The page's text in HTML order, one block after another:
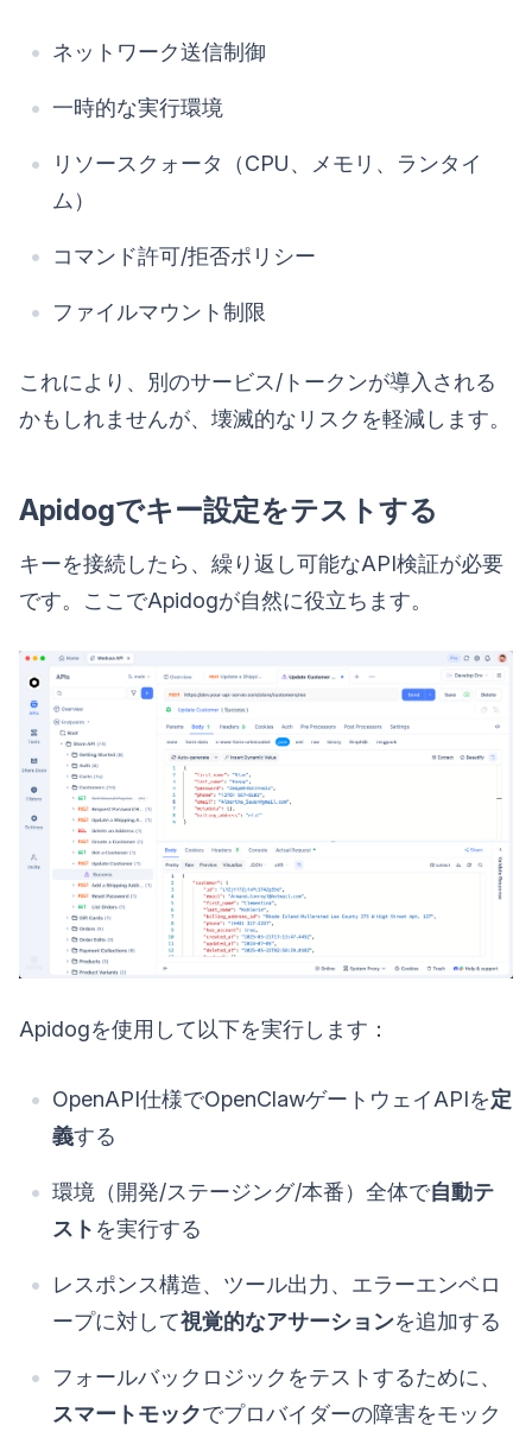
ネットワーク送信制御
一時的な実行環境
リソースクォータ（CPU、メモリ、ランタイ
ム）
コマンド許可/拒否ポリシー
ファイルマウント制限
これにより、別のサービス/トークンが導入される
かもしれませんが、壊滅的なリスクを軽減します。
Apidogでキー設定をテストする
キーを接続したら、繰り返し可能なAPI検証が必要
です。ここでApidogが自然に役立ちます。
Apidogを使用して以下を実行します：
OpenAPI仕様でOpenClawゲートウェイAPIを定
義する
環境（開発/ステージング/本番）全体で自動テ
スト を実行する
レスポンス構造、ツール出力、エラーエンベロ
ープに対して視覚的なアサーションを追加する
フォールバックロジックをテストするために、
スマートモックでプロバイダーの障害をモック